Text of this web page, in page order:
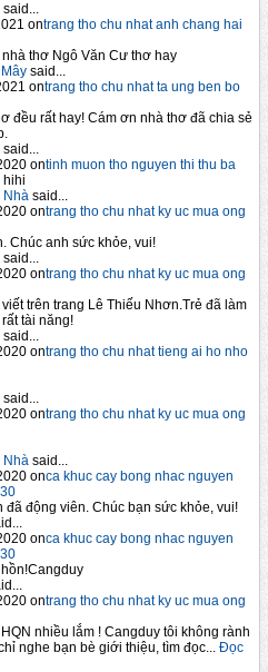
said...
ontrang tho chu nhat anh chang hai
thơ Ngô Văn Cư thơ hay
said...
ontrang tho chu nhat ta ung ben bo
đều rất hay! Cám ơn nhà thơ đã chia sẻ
said...
ontinh muon tho nguyen thi thu ba
hihi
Nhà said...
ontrang tho chu nhat ky uc mua ong
Chúc anh sức khỏe, vui!
said...
ontrang tho chu nhat ky uc mua ong
trên trang Lê Thiếu Nhơn.Trẻ đã làm
tài năng!
said...
ontrang tho chu nhat tieng ai ho nho
said...
ontrang tho chu nhat ky uc mua ong
Nhà said...
onca khuc cay bong nhac nguyen
đã động viên. Chúc bạn sức khỏe, vui!
onca khuc cay bong nhac nguyen
ontrang tho chu nhat ky uc mua ong
nhiều lắm ! Cangduy tôi không rành
nghe bạn bè giới thiệu, tìm đọc... Đọc